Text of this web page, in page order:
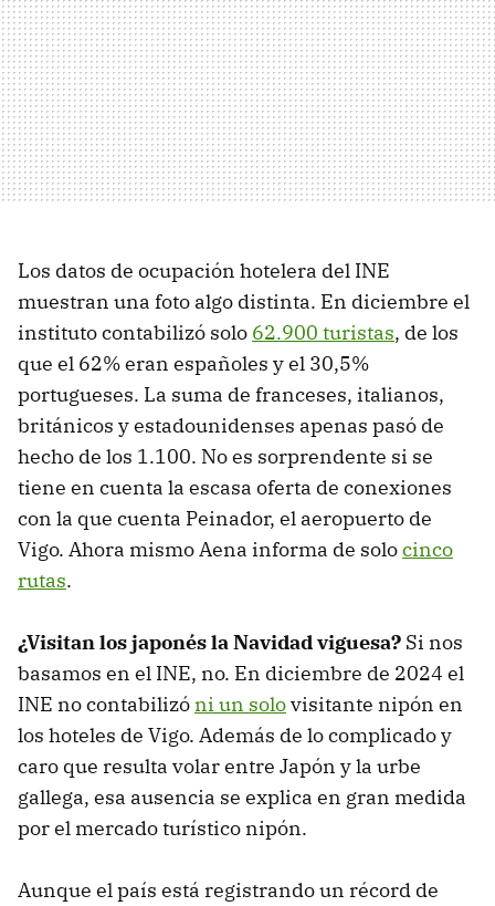
Los datos de ocupación hotelera del INE
muestran una foto algo distinta. En diciembre el
instituto contabilizó solo 62.900 turistas, de los
que el 62% eran españoles y el 30,5%
portugueses. La suma de franceses, italianos,
británicos y estadounidenses apenas pasó de
hecho de los 1.100. No es sorprendente si se
tiene en cuenta la escasa oferta de conexiones
con la que cuenta Peinador, el aeropuerto de
Vigo. Ahora mismo Aena informa de solocinco
rutas.
¿Visitan los japonés la Navidad viguesa? Si nos
basamos en el INE, no. En diciembre de 2024 el
INE no contabilizóni un solovisitante nipón en
los hoteles de Vigo. Además de lo complicado y
caro que resulta volar entre Japón y la urbe
gallega, esa ausencia se explica en gran medida
por el mercado turístico nipón.
Aunque el país está registrando un récord de